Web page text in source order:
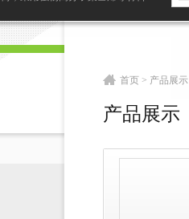
破坏性，能防紫外线、防冻、抗海
水化学剂油渍等侵蚀。...
首页 > 产品展示
产品展示